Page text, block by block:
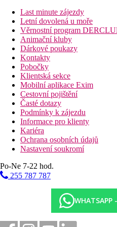
Všechny pokoje mají:
klimatizace (centrálně
Wi-Fi
fén na vlasy
koupelna
toaleta
vana nebo sprchový kout
balkon / terasa
ložní prádlo
trezor (za poplatek)
chladnička
příslušenství pro
Ostatní typy pokojů(pokud
výše uvedené vybavení)
Pláž
písečná pláž
pozvolný vstup do
lehátka a slunečníky
Stravování
Last minute zájezdy
Letní dovolená u moře
Věrnostní program
Animační kluby
Dárkové poukazy
Kontakty
Pobočky
Klientská sekce
Mobilní aplikace Exim
Cestovní pojištění
Časté dotazy
Podmínky k zájezdu
Informace pro klienty
Kariéra
Ochrana osobních údajů
Nastavení soukromí
Po-Ne 7-22 hod.
255 787 787
WHATSAPP